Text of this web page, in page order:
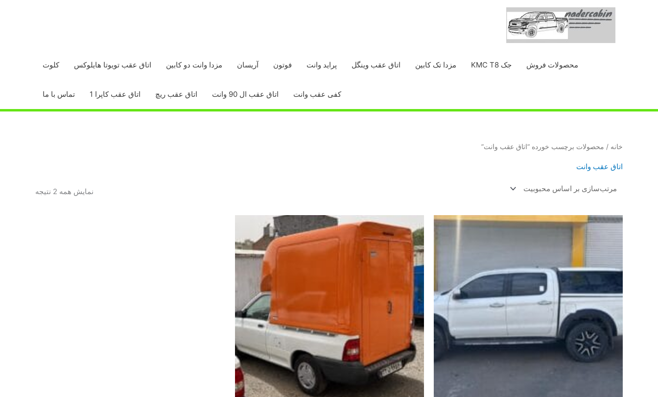
محصولات فروش جک KMC T8 مزدا تک کابین اتاق عقب وینگل پراید وانت فوتون آریسان مزدا وانت دو کابین اتاق عقب تویوتا هایلوکس کلوت
کفی عقب وانت اتاق عقب ال 90 وانت اتاق عقب ریچ اتاق عقب کاپرا 1 تماس با ما
خانه / محصولات برچسب خورده “اتاق عقب وانت”
اتاق عقب وانت
نمایش همه 2 نتیجه